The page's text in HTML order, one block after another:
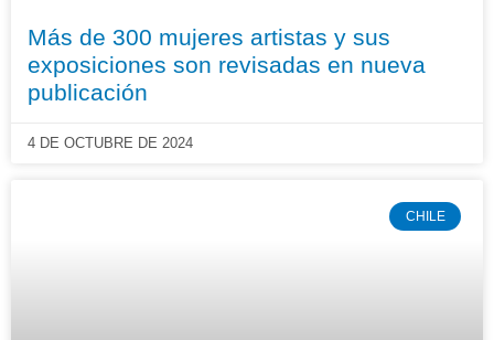
Más de 300 mujeres artistas y sus
exposiciones son revisadas en nueva
publicación
4 DE OCTUBRE DE 2024
CHILE